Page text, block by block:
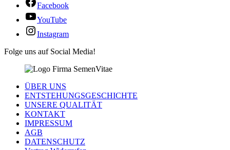
Facebook
YouTube
Instagram
Folge uns auf Social Media!
ÜBER UNS
ENTSTEHUNGSGESCHICHTE
UNSERE QUALITÄT
KONTAKT
IMPRESSUM
AGB
DATENSCHUTZ